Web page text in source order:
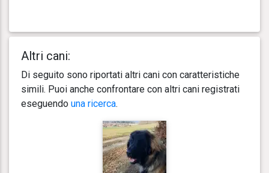
Altri cani:
Di seguito sono riportati altri cani con caratteristiche
simili. Puoi anche confrontare con altri cani registrati
eseguendo una ricerca.